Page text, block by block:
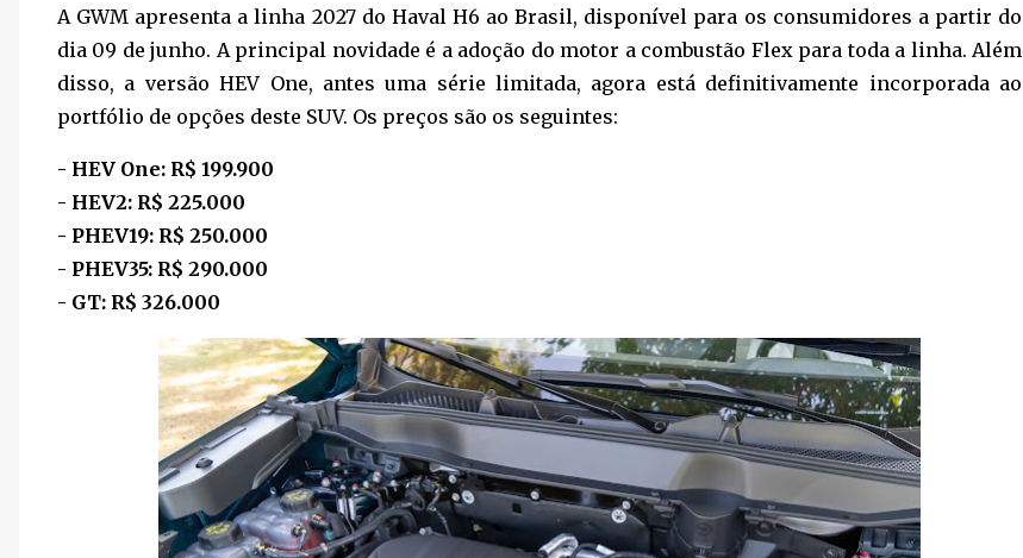
A GWM apresenta a linha 2027 do Haval H6 ao Brasil, disponível para os consumidores a partir do
dia 09 de junho. A principal novidade é a adoção do motor a combustão Flex para toda a linha. Além
disso, a versão HEV One, antes uma série limitada, agora está definitivamente incorporada ao
portfólio de opções deste SUV. Os preços são os seguintes:
- HEV One: R$ 199.900
- HEV2: R$ 225.000
- PHEV19: R$ 250.000
- PHEV35: R$ 290.000
- GT: R$ 326.000